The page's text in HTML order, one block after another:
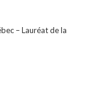
– Lauréat de la